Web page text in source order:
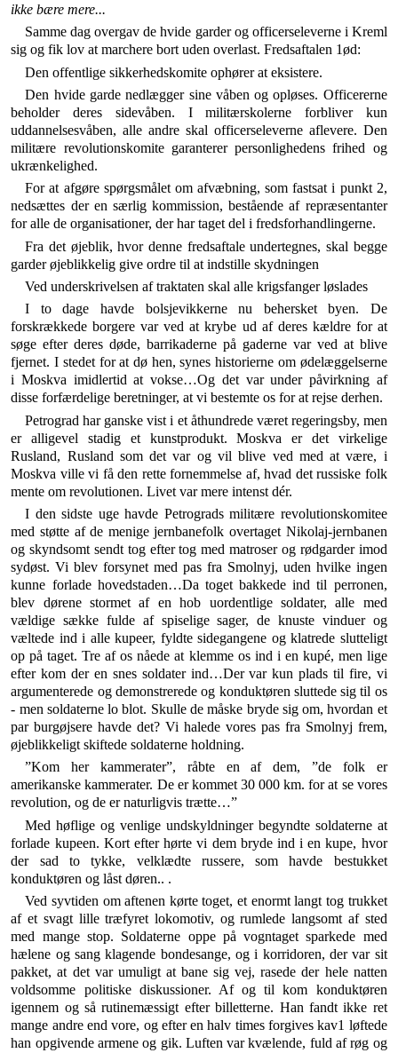
ikke bære mere...
Samme dag overgav de hvide garder og officerselever­ne i Kreml
sig og fik lov at marchere bort uden overlast. Fredsaftalen 1ød:
Den offentlige sikkerhedskomite ophører at eksistere.
Den hvide garde nedlægger sine våben og opløses. Office­rerne
beholder deres sidevåben. I militærskolerne forbliver kun
uddannelsesvåben, alle andre skal officerseleverne afleve­re. Den
militære revolutionskomite garanterer personlighedens frihed og
ukrænkelighed.
For at afgøre spørgsmålet om afvæbning, som fastsat i punkt 2,
nedsættes der en særlig kommission, bestående af re­præsentanter
for alle de organisationer, der har taget del i fredsforhandlingerne.
Fra det øjeblik, hvor denne fredsaftale undertegnes, skal begge
garder øjeblikkelig give ordre til at indstille skydningen
Ved underskrivelsen af traktaten skal alle krigsfanger løslades
I to dage havde bolsjevikkerne nu behersket byen. De
forskrækkede borgere var ved at krybe ud af deres kældre for at
søge efter deres døde, barrikaderne på gaderne var ved at blive
fjernet. I stedet for at dø hen, synes historierne om ødelæggelserne
i Moskva imidlertid at vokse…Og det var under påvirkning af
disse forfærdelige beretninger, at vi bestemte os for at rejse derhen.
Petrograd har ganske vist i et åthundrede været regeringsby, men
er alligevel stadig et kunstprodukt. Moskva er det virkelige
Rusland, Rusland som det var og vil blive ved med at være, i
Moskva ville vi få den rette fornemmelse af, hvad det russiske folk
mente om revolutionen. Livet var mere intenst dér.
I den sidste uge havde Petrograds militære revolutionskomitee
med støtte af de menige jernbanefolk overtaget Nikolaj-jernbanen
og skyndsomt sendt tog efter tog med matroser og rødgarder imod
sydøst. Vi blev forsynet med pas fra Smolnyj, uden hvilke ingen
kunne forlade hovedstaden…Da toget bakkede ind til perronen,
blev dørene stormet af en hob uordentlige soldater, alle med
vældige sække fulde af spiselige sager, de knuste vinduer og
væltede ind i alle kupeer, fyldte sidegangene og klatrede slutteligt
op på taget. Tre af os nåede at klemme os ind i en kupé, men lige
efter kom der en snes soldater ind…Der var kun plads til fire, vi
argumenterede og demonstrerede og konduktøren sluttede sig til os
- men soldaterne lo blot. Skulle de måske bryde sig om, hvordan et
par burgøjsere havde det? Vi halede vores pas fra Smolnyj frem,
øjeblikkeligt skiftede soldaterne holdning.
”Kom her kammerater”, råbte en af dem, ”de folk er
amerikanske kammerater. De er kommet 30 000 km. for at se vores
revolution, og de er naturligvis trætte…”
Med høflige og venlige undskyldninger begyndte soldaterne at
forlade kupeen. Kort efter hørte vi dem bry­de ind i en kupe, hvor
der sad to tykke, velklædte rus­sere, som havde bestukket
konduktøren og låst døren.. .
Ved syvtiden om aftenen kørte toget, et enormt langt tog trukket
af et svagt lille træfyret lokomotiv, og rum­lede langsomt af sted
med mange stop. Soldaterne oppe på vogntaget sparkede med
hælene og sang klagende bondesange, og i korridoren, der var sit
pakket, at det var umuligt at bane sig vej, rasede der hele natten
vold­somme politiske diskussioner. Af og til kom konduktøren
igennem og så rutinemæssigt efter billetterne. Han fandt ikke ret
mange andre end vore, og efter en halv times forgives kav1 løftede
han opgivende armene og gik. Luften var kvælende, fuld af røg og